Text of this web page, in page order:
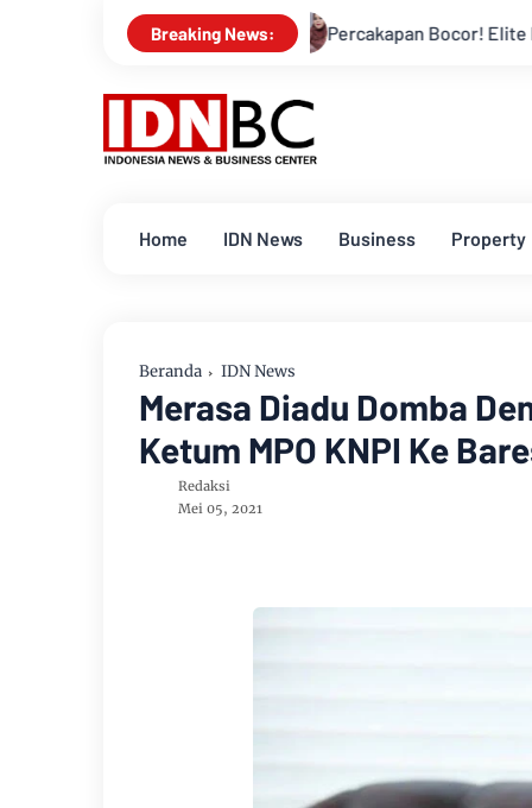
Breaking News:
Percakapan Bocor! Elite DPRD Inhil Diduga
Home IDN News Business Property
Beranda IDN News
Merasa Diadu Domba
Ketum MPO KNPI Ke
Redaksi
Mei 05, 2021